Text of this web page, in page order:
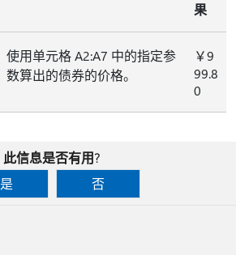
果
使用单元格 A2:A7 中的指定参
数算出的债券的价格。
￥9
99.8
0
此信息是否有用?
是
否